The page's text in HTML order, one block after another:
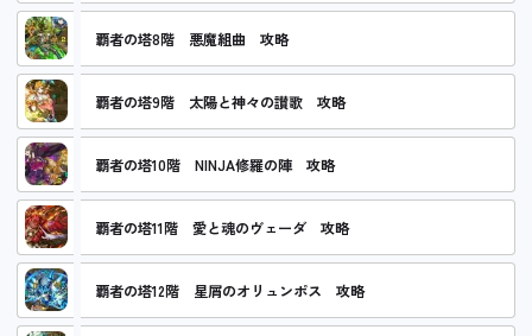
覇者の塔8階 悪魔組曲 攻略
覇者の塔9階 太陽と神々の讃歌 攻略
覇者の塔10階 NINJA修羅の陣 攻略
覇者の塔11階 愛と魂のヴェーダ 攻略
覇者の塔12階 星屑のオリュンポス 攻略